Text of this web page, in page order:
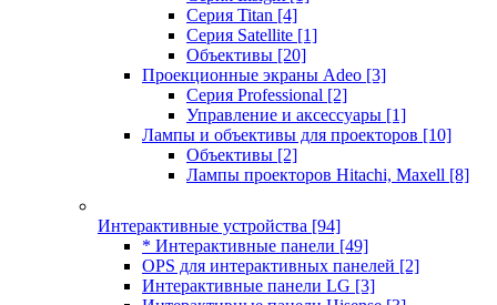
Серия Titan [4]
Серия Satellite [1]
Объективы [20]
Проекционные экраны Adeo [3]
Серия Professional [2]
Управление и аксессуары [1]
Лампы и объективы для проекторов [10]
Объективы [2]
Лампы проекторов Hitachi, Maxell [8]
Интерактивные устройства [94]
* Интерактивные панели [49]
OPS для интерактивных панелей [2]
Интерактивные панели LG [3]